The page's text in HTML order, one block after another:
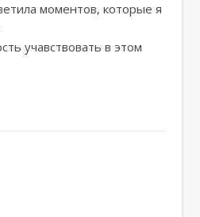
моментов, которые я
учавствовать в этом